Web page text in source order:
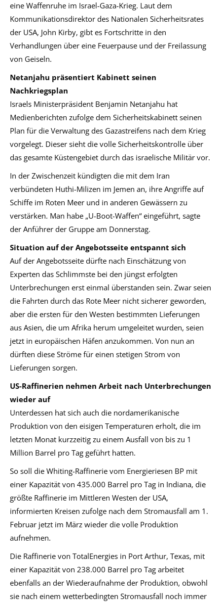
eine Waffenruhe im Israel-Gaza-Krieg. Laut dem
Kommunikationsdirektor des Nationalen Sicherheitsrates
der USA, John Kirby, gibt es Fortschritte in den
Verhandlungen über eine Feuerpause und der Freilassung
von Geiseln.
Netanjahu präsentiert Kabinett seinen
Nachkriegsplan
Israels Ministerpräsident Benjamin Netanjahu hat
Medienberichten zufolge dem Sicherheitskabinett seinen
Plan für die Verwaltung des Gazastreifens nach dem Krieg
vorgelegt. Dieser sieht die volle Sicherheitskontrolle über
das gesamte Küstengebiet durch das israelische Militär vor.
In der Zwischenzeit kündigten die mit dem Iran
verbündeten Huthi-Milizen im Jemen an, ihre Angriffe auf
Schiffe im Roten Meer und in anderen Gewässern zu
verstärken. Man habe „U-Boot-Waffen“ eingeführt, sagte
der Anführer der Gruppe am Donnerstag.
Situation auf der Angebotsseite entspannt sich
Auf der Angebotsseite dürfte nach Einschätzung von
Experten das Schlimmste bei den jüngst erfolgten
Unterbrechungen erst einmal überstanden sein. Zwar seien
die Fahrten durch das Rote Meer nicht sicherer geworden,
aber die ersten für den Westen bestimmten Lieferungen
aus Asien, die um Afrika herum umgeleitet wurden, seien
jetzt in europäischen Häfen anzukommen. Von nun an
dürften diese Ströme für einen stetigen Strom von
Lieferungen sorgen.
US-Raffinerien nehmen Arbeit nach Unterbrechungen
wieder auf
Unterdessen hat sich auch die nordamerikanische
Produktion von den eisigen Temperaturen erholt, die im
letzten Monat kurzzeitig zu einem Ausfall von bis zu 1
Million Barrel pro Tag geführt hatten.
So soll die Whiting-Raffinerie vom Energieriesen BP mit
einer Kapazität von 435.000 Barrel pro Tag in Indiana, die
größte Raffinerie im Mittleren Westen der USA,
informierten Kreisen zufolge nach dem Stromausfall am 1.
Februar jetzt im März wieder die volle Produktion
aufnehmen.
Die Raffinerie von TotalEnergies in Port Arthur, Texas, mit
einer Kapazität von 238.000 Barrel pro Tag arbeitet
ebenfalls an der Wiederaufnahme der Produktion, obwohl
sie nach einem wetterbedingten Stromausfall noch immer